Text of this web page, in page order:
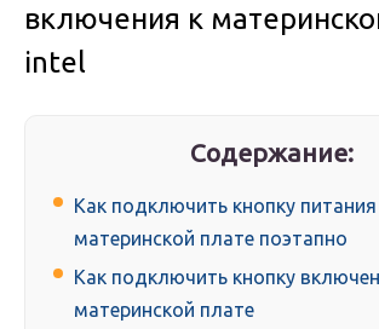
включения к
intel
Содержание:
Как подключить кнопку питания
материнской плате поэтапно
Как подключить кнопку
материнской плате